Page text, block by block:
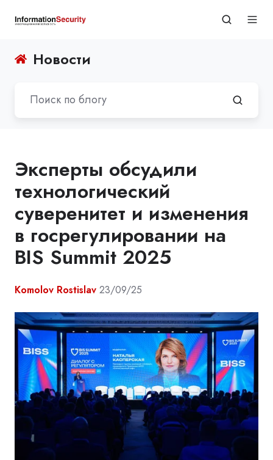
Новости
Эксперты обсудили
технологический
суверенитет и изменения
в госрегулировании на
BIS Summit 2025
Komolov Rostislav 23/09/25